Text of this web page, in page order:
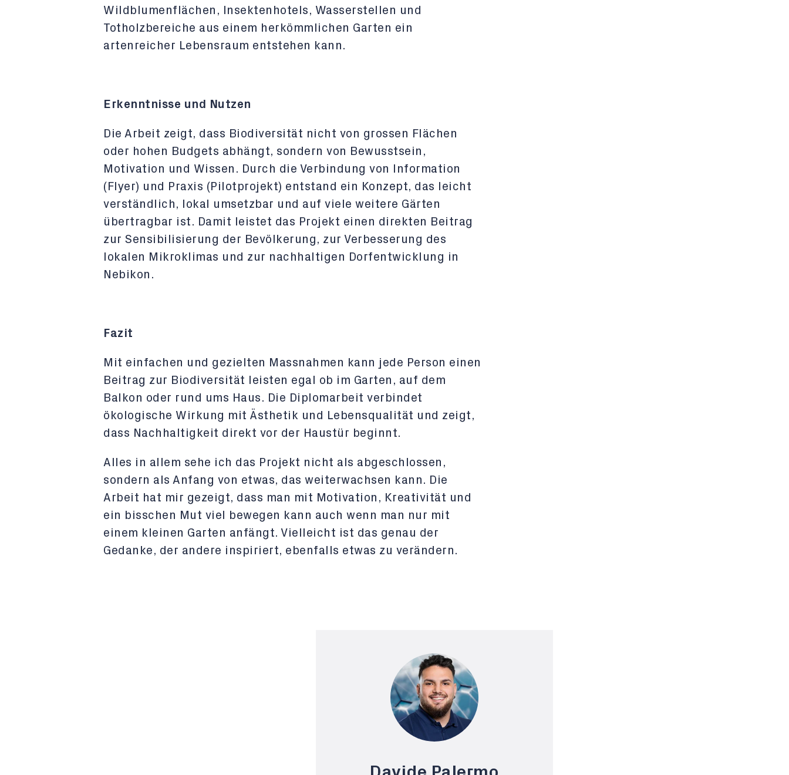
Wildblumenflächen, Insektenhotels, Wasserstellen und
Totholzbereiche aus einem herkömmlichen Garten ein
artenreicher Lebensraum entstehen kann.
Erkenntnisse und Nutzen
Die Arbeit zeigt, dass Biodiversität nicht von grossen Flächen
oder hohen Budgets abhängt, sondern von Bewusstsein,
Motivation und Wissen. Durch die Verbindung von Information
(Flyer) und Praxis (Pilotprojekt) entstand ein Konzept, das leicht
verständlich, lokal umsetzbar und auf viele weitere Gärten
übertragbar ist. Damit leistet das Projekt einen direkten Beitrag
zur Sensibilisierung der Bevölkerung, zur Verbesserung des
lokalen Mikroklimas und zur nachhaltigen Dorfentwicklung in
Nebikon.
Fazit
Mit einfachen und gezielten Massnahmen kann jede Person einen
Beitrag zur Biodiversität leisten egal ob im Garten, auf dem
Balkon oder rund ums Haus. Die Diplomarbeit verbindet
ökologische Wirkung mit Ästhetik und Lebensqualität und zeigt,
dass Nachhaltigkeit direkt vor der Haustür beginnt.
Alles in allem sehe ich das Projekt nicht als abgeschlossen,
sondern als Anfang von etwas, das weiterwachsen kann. Die
Arbeit hat mir gezeigt, dass man mit Motivation, Kreativität und
ein bisschen Mut viel bewegen kann auch wenn man nur mit
einem kleinen Garten anfängt. Vielleicht ist das genau der
Gedanke, der andere inspiriert, ebenfalls etwas zu verändern.